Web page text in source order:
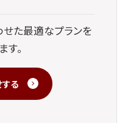
た最適なプランを
す。
る